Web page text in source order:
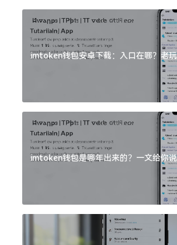
imtoken钱包安卓下载：入口在哪？老
imtoken钱包是哪年出来的？一文给你